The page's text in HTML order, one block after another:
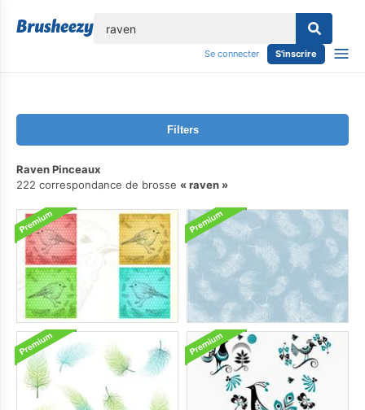
Se connecter S'inscrire
Filters
Raven Pinceaux
222 correspondance de brosse
raven